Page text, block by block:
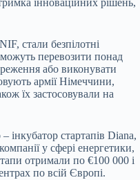
інноваційних рішень,
стали безпілотні
перевозити понад
або виконувати
армії Німеччини,
їх застосовували на
стартапів Diana,
у сфері енергетики,
отримали по €100 000 і
по всій Європі.